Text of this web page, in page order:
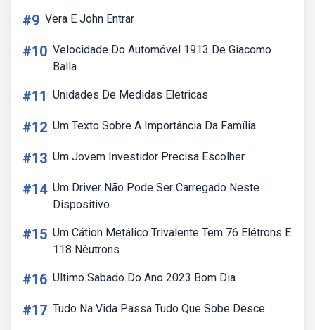
#9 Vera E John Entrar
#10 Velocidade Do Automóvel 1913 De Giacomo
Balla
#11 Unidades De Medidas Eletricas
#12 Um Texto Sobre A Importância Da Família
#13 Um Jovem Investidor Precisa Escolher
#14 Um Driver Não Pode Ser Carregado Neste
Dispositivo
#15 Um Cátion Metálico Trivalente Tem 76 Elétrons E
118 Nêutrons
#16 Ultimo Sabado Do Ano 2023 Bom Dia
#17 Tudo Na Vida Passa Tudo Que Sobe Desce